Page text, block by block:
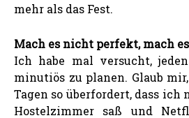
mehr als das Fest.
Mach es nicht perfekt, mach
Ich habe mal versucht,
minutiös zu planen. Glaub
Tagen so überfordert, dass
Hostelzimmer saß und